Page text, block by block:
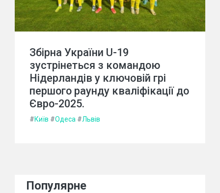
Збірна України U-19
зустрінеться з командою
Нідерландів у ключовій грі
першого раунду кваліфікації до
Євро-2025.
#Київ #Одеса #Львів
Популярне